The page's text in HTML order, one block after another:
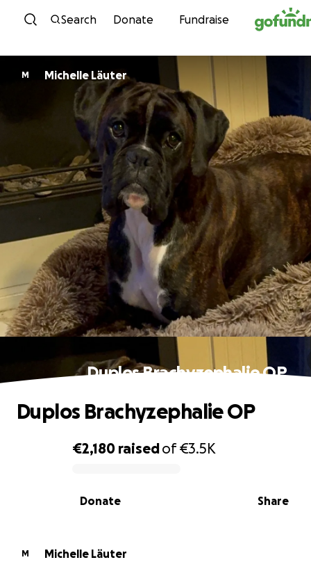
Skip to content
Search Donate Fundraise
M Michelle Läuter
Duplos Brachyzephalie OP
0% complete
€2,180 raisedof€3.5K
Share
Donate
Duplos Brachyzephalie OP
M
Michelle Läuter